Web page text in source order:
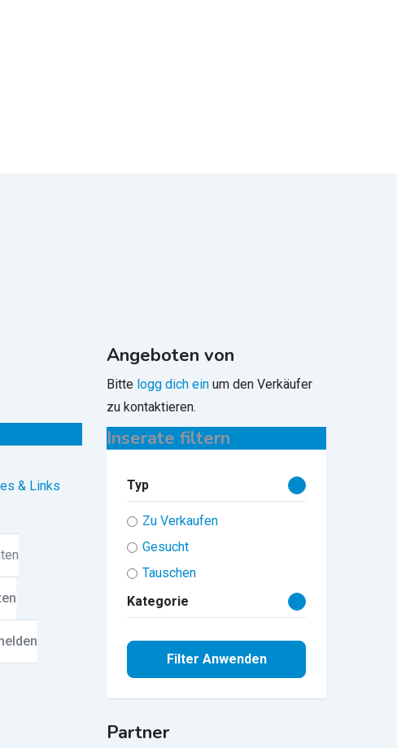
& Links
Angeboten von
Bitte logg dich ein um den Verkäufer
zu kontaktieren.
Inserate filtern
Typ
Zu Verkaufen
Gesucht
Tauschen
Kategorie
Filter Anwenden
Partner